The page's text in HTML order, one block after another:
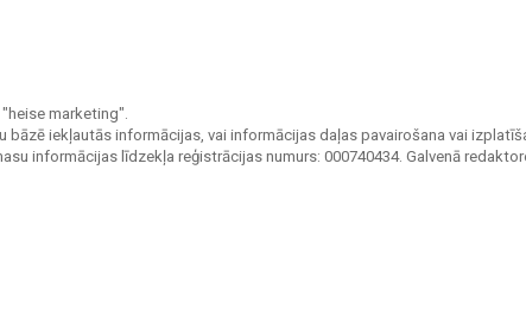
"heise marketing".
bāzē iekļautās informācijas, vai informācijas daļas pavairošana vai
informācijas līdzekļa reģistrācijas numurs: 000740434. Galvenā